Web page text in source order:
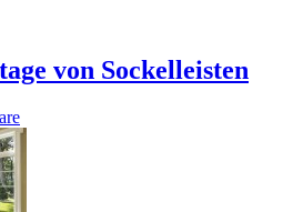
von Sockelleisten